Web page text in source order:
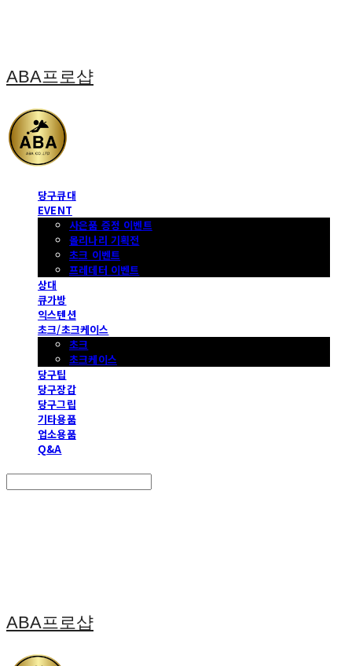
ABA프로샵
당구큐대
EVENT
사은품 증정 이벤트
몰리나리 기획전
초크 이벤트
프레데터 이벤트
상대
큐가방
익스텐션
초크/초크케이스
초크
초크케이스
당구팁
당구장갑
당구그립
기타용품
업소용품
Q&A
ABA프로샵